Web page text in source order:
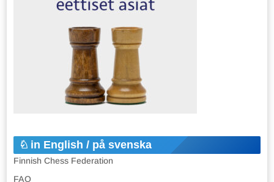
in English / på svenska
Finnish Chess Federation
FAQ